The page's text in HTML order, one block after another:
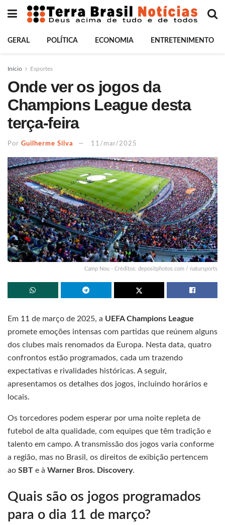
GERAL POLÍTICA ECONOMIA ENTRETENIMENTO
Início Esportes
Onde ver os jogos da
Champions League desta
terça-feira
Por Guilherme Silva 11/mar/2025
Camp Nou - Créditos: depositphotos.com / natursports
Em 11 de março de 2025, a UEFA Champions League
promete emoções intensas com partidas que reúnem alguns
dos clubes mais renomados da Europa. Nesta data, quatro
confrontos estão programados, cada um trazendo
expectativas e rivalidades históricas. A seguir,
apresentamos os detalhes dos jogos, incluindo horários e
locais.
Os torcedores podem esperar por uma noite repleta de
futebol de alta qualidade, com equipes que têm tradição e
talento em campo. A transmissão dos jogos varia conforme
a região, mas no Brasil, os direitos de exibição pertencem
ao SBT e à Warner Bros. Discovery.
Quais são os jogos programados
para o dia 11 de março?